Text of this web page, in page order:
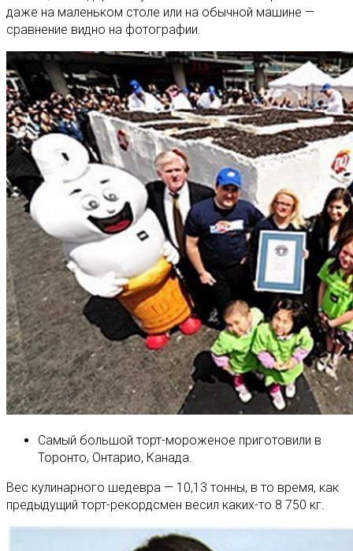
даже на маленьком столе или на обычной машине —
сравнение видно на фотографии.
Самый большой торт-мороженое приготовили в
Торонто, Онтарио, Канада.
Вес кулинарного шедевра — 10,13 тонны, в то время, как
предыдущий торт-рекордсмен весил каких-то 8 750 кг.